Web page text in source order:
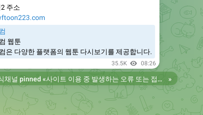
주소
웹툰
은 다양한 플랫폼의 웹툰 다시보기를 제공합니다.
35.5K 08:26
채널 pinned « 사이트 이용 중 발생하는 오류 또는 접속 불가 현상은 제보 부탁드립니다. 리뉴얼 전의 늑대닷컴을 원하시는 분들은 늑대닷컴2로 이용 바랍니다. 항상 늑대닷컴을 찾아주셔서 감사합니다. 늑대닷컴 주소 https://wfwf436.com 늑대닷컴2 주소 https://wftoon223.com »